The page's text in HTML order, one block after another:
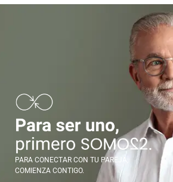
PARA CONECTAR CON TU PAREJA,
COMIENZA CONTIGO.